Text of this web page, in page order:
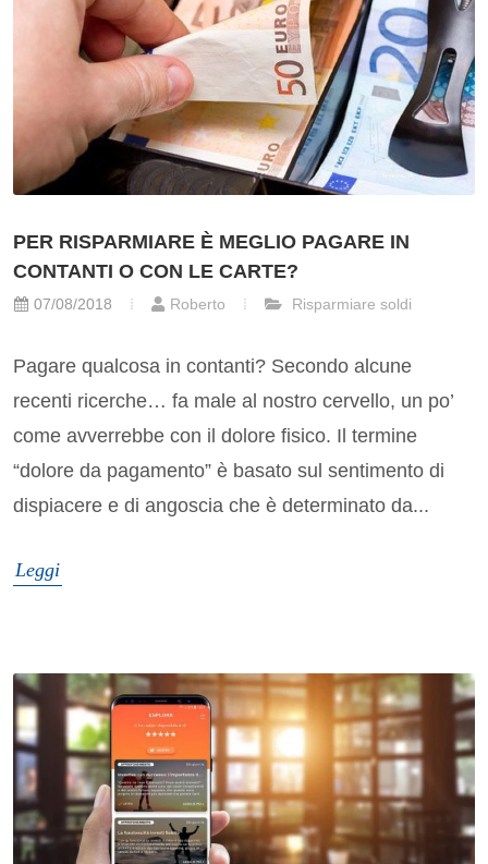
PER RISPARMIARE È MEGLIO PAGARE IN
CONTANTI O CON LE CARTE?
07/08/2018 Roberto Risparmiare soldi
Pagare qualcosa in contanti? Secondo alcune
recenti ricerche… fa male al nostro cervello, un po’
come avverrebbe con il dolore fisico. Il termine
“dolore da pagamento” è basato sul sentimento di
dispiacere e di angoscia che è determinato da...
Leggi